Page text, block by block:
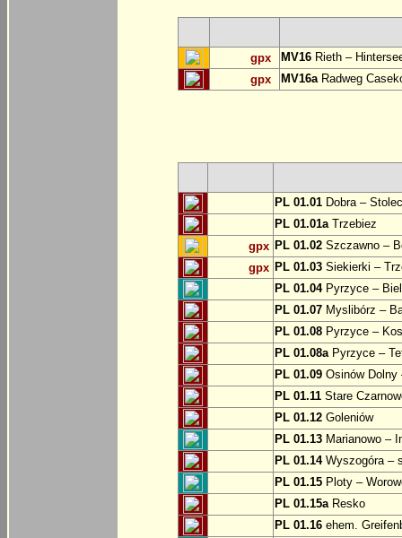
gpx MV16 Rieth –
gpx
MV16aRadweg
PL 01.01 Dobra –
PL 01.01aTrzebiez
gpx PL 01.02 Szczawno –
gpx PL 01.03 Siekierki –
PL 01.04Pyrzyce –
PL 01.07 Myslibórz –
PL 01.08 Pyrzyce –
PL 01.08aPyrzyce –
PL 01.09 Osinów Dolny
PL 01.11 Stare
PL 01.12 Goleniów
PL 01.13 Marianowo –
PL 01.14Wyszogóra –
PL 01.15 Ploty –
PL 01.15aResko
PL 01.16 ehem.